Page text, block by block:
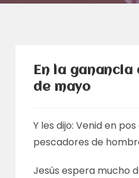
En la ganancia
de mayo
Y les dijo: Venid en
pescadores de
Jesús espera mucho